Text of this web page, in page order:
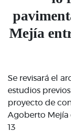
Mejía
Se revisará el
estudios
proyecto de
Agoberto Mejía
13